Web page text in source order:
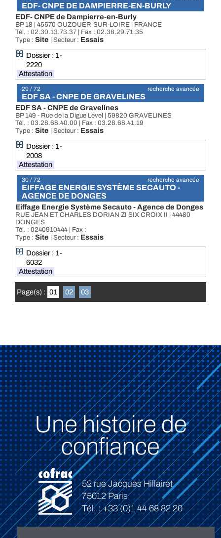
EDF- CNPE DE DAMPIERRE-EN-BURLY
EDF- CNPE de Dampierre-en-Burly
BP 18 | 45570 OUZOUER-SUR-LOIRE | FRANCE
Tél. : 02.30.13.73.37 | Fax : 02.38.29.71.35
Type : Site | Secteur : Essais
Dossier : 1-
2220
Attestation
29 / 72 recherche avancée
EDF SA - CNPE DE GRAVELINES
EDF SA - CNPE de Gravelines
BP 149 - Rue de la Digue Level | 59820 GRAVELINES
Tél. : 03.28.68.40.00 | Fax : 03.28.68.41.19
Type : Site | Secteur : Essais
Dossier : 1-
2008
Attestation
30 / 72 recherche avancée
EIFFAGE ENERGIE SYSTÈME SECAUTO -
AGENCE DE DONGES
Eiffage Energie Système Secauto - Agence de Donges
RUE JEAN ET CHARLES DORIAN ZI SIX CROIX II | 44480
DONGES
Tél. : 0240910444 | Fax :
Type : Site | Secteur : Essais
Dossier : 1-
6032
Attestation
Page(s) : 01 02 03
Une histoire de
confiance
52 rue Jacques Hillairet
75012 Paris
Tél. : +33 (0)1 44 68 82 20